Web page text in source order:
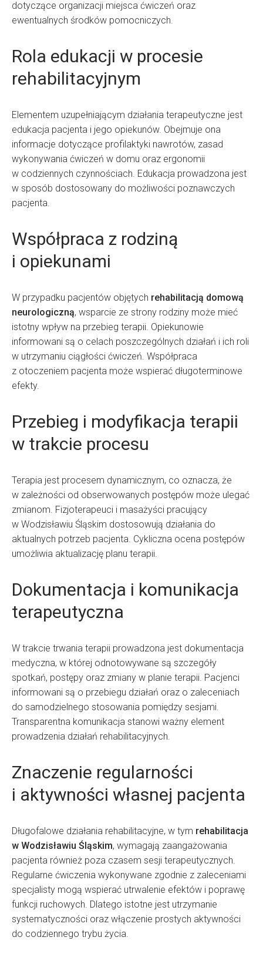
dotyczące organizacji miejsca ćwiczeń oraz
ewentualnych środków pomocniczych.
Rola edukacji w procesie
rehabilitacyjnym
Elementem uzupełniającym działania terapeutyczne jest
edukacja pacjenta i jego opiekunów. Obejmuje ona
informacje dotyczące profilaktyki nawrotów, zasad
wykonywania ćwiczeń w domu oraz ergonomii
w codziennych czynnościach. Edukacja prowadzona jest
w sposób dostosowany do możliwości poznawczych
pacjenta.
Współpraca z rodziną
i opiekunami
W przypadku pacjentów objętych rehabilitacją domową
neurologiczną, wsparcie ze strony rodziny może mieć
istotny wpływ na przebieg terapii. Opiekunowie
informowani są o celach poszczególnych działań i ich roli
w utrzymaniu ciągłości ćwiczeń. Współpraca
z otoczeniem pacjenta może wspierać długoterminowe
efekty.
Przebieg i modyfikacja terapii
w trakcie procesu
Terapia jest procesem dynamicznym, co oznacza, że
w zależności od obserwowanych postępów może ulegać
zmianom. Fizjoterapeuci i masażyści pracujący
w Wodzisławiu Śląskim dostosowują działania do
aktualnych potrzeb pacjenta. Cykliczna ocena postępów
umożliwia aktualizację planu terapii.
Dokumentacja i komunikacja
terapeutyczna
W trakcie trwania terapii prowadzona jest dokumentacja
medyczna, w której odnotowywane są szczegóły
spotkań, postępy oraz zmiany w planie terapii. Pacjenci
informowani są o przebiegu działań oraz o zaleceniach
do samodzielnego stosowania pomiędzy sesjami.
Transparentna komunikacja stanowi ważny element
prowadzenia działań rehabilitacyjnych.
Znaczenie regularności
i aktywności własnej pacjenta
Długofalowe działania rehabilitacyjne, w tym rehabilitacja
w Wodzisławiu Śląskim, wymagają zaangażowania
pacjenta również poza czasem sesji terapeutycznych.
Regularne ćwiczenia wykonywane zgodnie z zaleceniami
specjalisty mogą wspierać utrwalenie efektów i poprawę
funkcji ruchowych. Dlatego istotne jest utrzymanie
systematyczności oraz włączenie prostych aktywności
do codziennego trybu życia.